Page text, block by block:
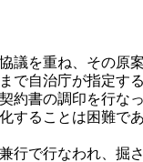
を重ね、その原
で自治庁が指定す
約書の調印を行なっ
ることは困難で
で行なわれ、掘